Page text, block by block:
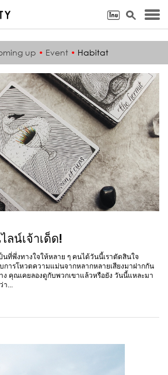
up • Event • Habitat
ลน์เจ้าเด็ด!
นที่พึ่งทางใจให้หลาย ๆ คนได้วันนี้เราตัดสินใจ
การโหวตความแม่นจากหลากหลายเสียงมาฝากกัน
คุณเคยลองดูกับพวกเขาแล้วหรือยัง วันนี้แหละมา
...